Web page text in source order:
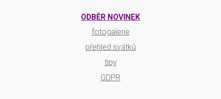
ODBĚR NOVINEK
fotogalerie
přehled svátků
tipy
GDPR